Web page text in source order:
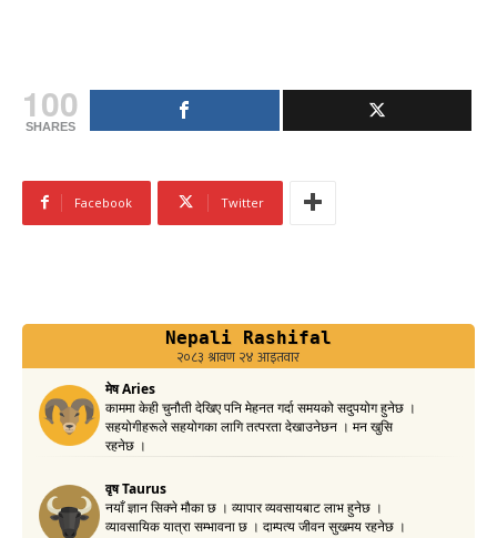
100
SHARES
Facebook Twitter